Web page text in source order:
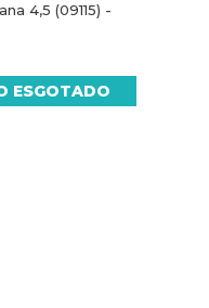
4,5 (09115) -
ESGOTADO